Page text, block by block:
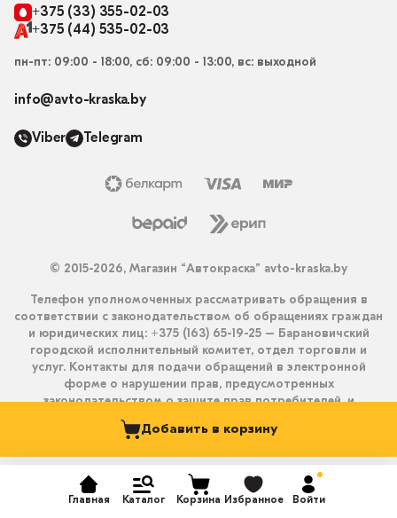
Главная Каталог Избранное Войти
Корзина
Добавить в корзину
+375 (33) 355-02-03
+375 (44) 535-02-03
пн-пт: 09:00 - 18:00, сб: 09:00 - 13:00, вс: выходной
info@avto-kraska.by
Viber Telegram
© 2015-2026, Магазин “Автокраска” avto-kraska.by
Телефон уполномоченных рассматривать обращения в
соответствии с законодательством об обращениях граждан
и юридических лиц: +375 (163) 65-19-25 – Барановичский
городской исполнительный комитет, отдел торговли и
услуг. Контакты для подачи обращений в электронной
форме о нарушении прав, предусмотренных
законодательством о защите прав потребителей, и
получения ответа на них: info@avto-kraska.by и
+375333550203 (Viber, Telegram).